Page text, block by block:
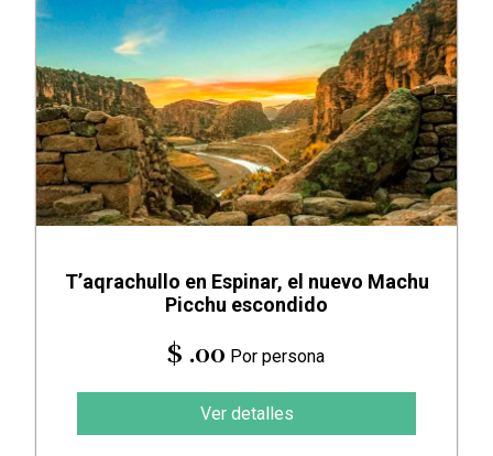
T’aqrachullo en Espinar, el nuevo Machu
Picchu escondido
$ .00 Por persona
Ver detalles